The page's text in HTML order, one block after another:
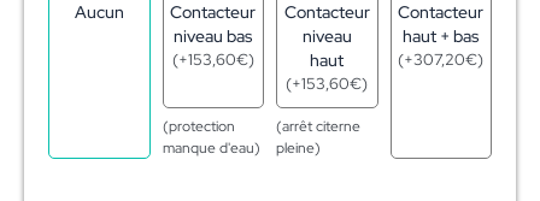
Aucun
Contacteur
niveau bas
(+153,60€)
(protection
manque d'eau)
Contacteur
niveau
haut
(+153,60€)
(arrêt citerne
pleine)
Contacteur
haut + bas
(+307,20€)